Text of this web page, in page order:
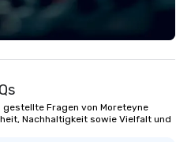
and
weary
strategic
gestellte Fragen von Moreteyne
Nachhaltigkeit sowie Vielfalt und